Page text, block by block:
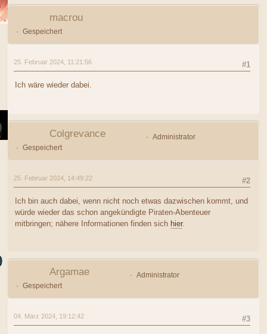
macrou
Gespeichert
#1
25. Februar 2024, 11:21:56
Ich wäre wieder dabei.
Colgrevance
Administrator
Gespeichert
#2
25. Februar 2024, 14:49:22
Ich bin auch dabei, wenn nicht noch etwas dazwischen kommt, und
würde wieder das schon angekündigte Piraten-Abenteuer
mitbringen; nähere Informationen finden sich hier.
Argamae
Administrator
Gespeichert
#3
04. März 2024, 19:12:42